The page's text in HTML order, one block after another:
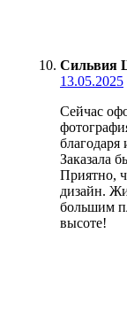
Сильвия
13.05.2025
Сейчас
Заказала
Приятно,
дизайн.
большим
высоте!